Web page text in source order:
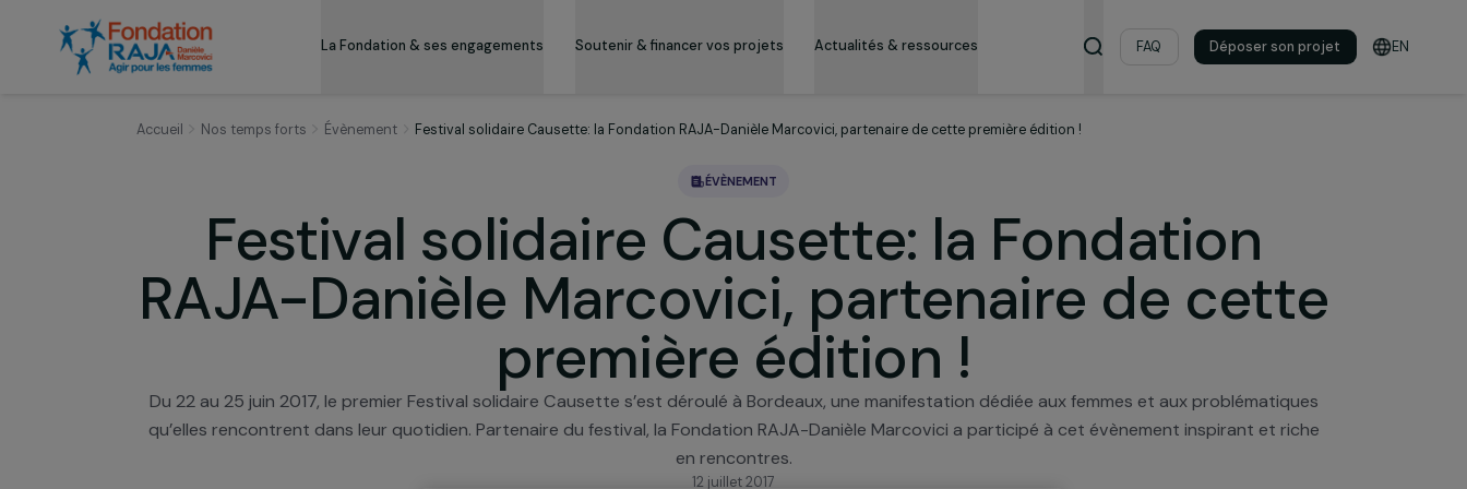
La Fondation & ses engagements Soutenir & financer vos projets Actualités & ressources FAQ Déposer son
Nos temps forts Festival solidaire Causette: la Fondation RAJA-Danièle Marcovici, partenaire de cette première édition !
Festival solidaire Causette: la Fondation
RAJA-Danièle Marcovici, partenaire de
première édition !
Du 22 au 25 juin 2017, le premier Festival solidaire Causette s’est déroulé à Bordeaux, une manifestation dédiée aux femmes et aux problématiques
qu’elles rencontrent dans leur quotidien. Partenaire du festival, la Fondation RAJA-Danièle Marcovici a participé à cet évènement inspirant et riche